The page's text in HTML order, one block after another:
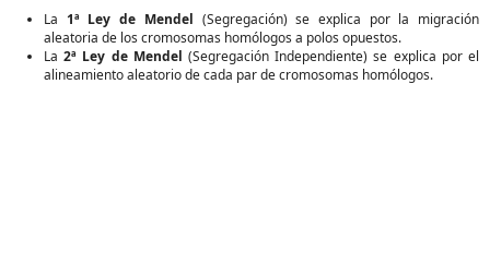
La 1ª Ley de Mendel (Segregación) se explica por la migración
aleatoria de los cromosomas homólogos a polos opuestos.
La2ª Ley de Mendel (Segregación Independiente) se explica por el
alineamiento aleatorio de cada par de cromosomas homólogos.